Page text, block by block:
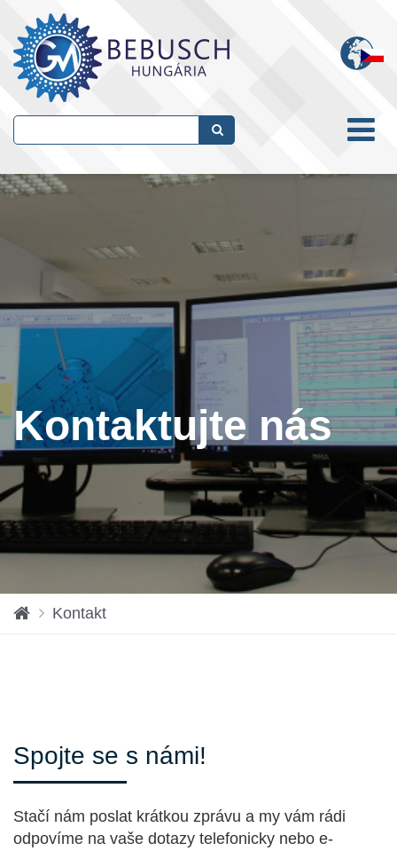
Kontaktujte nás
vs
ka
Kontakt
Spojte se s námi!
Stačí nám poslat krátkou zprávu a my vám rádi
odpovíme na vaše dotazy telefonicky nebo e-